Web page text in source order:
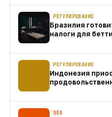
РЕГУЛИРОВАНИЕ
Бразилия
налоги для
РЕГУЛИРОВАНИЕ
Индонезия
SEO